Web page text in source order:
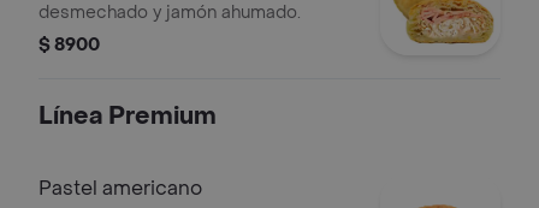
desmechado y jamón ahumado.
$ 8900
Línea Premium
Pastel americano